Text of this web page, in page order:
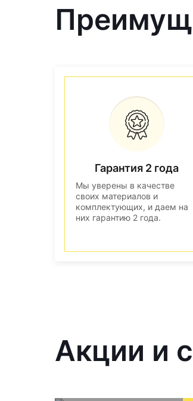
Гарантия 2 года
Мы уверены в качестве
своих материалов и
комплектующих, и даем на
них гарантию 2 года.
Акции и